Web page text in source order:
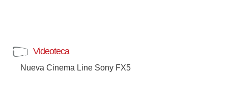
Videoteca
Nueva Cinema Line Sony FX5